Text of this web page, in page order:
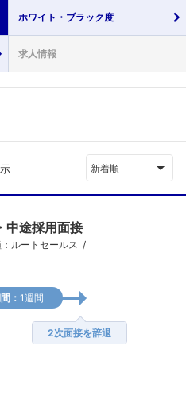
ホワイト・ ブラック度
求人情報
新着順
中途採用面接
ルートセールス
： 1週間
2次面接を辞退